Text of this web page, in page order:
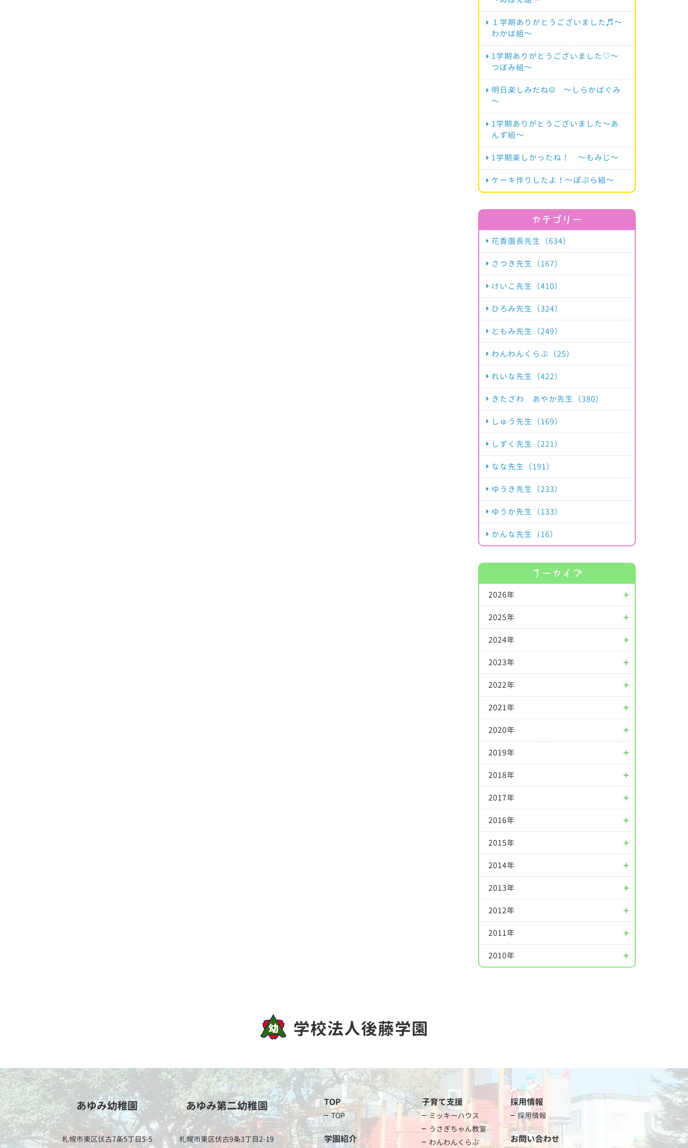
１学期ありがとうございました♬～
わかば組～
1学期ありがとうございました♡～
つぼみ組～
明日楽しみだね☺ ～しらかばぐみ
～
1学期ありがとうございました～あ
んず組～
1学期楽しかったね！ ～もみじ～
ケーキ作りしたよ！～ぽぷら組～
カテゴリー
花香園長先生（634）
さつき先生（167）
けいこ先生（410）
ひろみ先生（324）
ともみ先生（249）
わんわんくらぶ（25）
れいな先生（422）
きたざわ あやか先生（380）
しゅう先生（169）
しずく先生（221）
なな先生（191）
ゆうき先生（233）
ゆうか先生（133）
かんな先生（16）
アーカイブ
2026年
2025年
2024年
2023年
2022年
2021年
2020年
2019年
2018年
2017年
2016年
2015年
2014年
2013年
2012年
2011年
2010年
学校法人後藤学園
あゆみ幼稚園
札幌市東区伏古7条5丁目5-5
あゆみ第二幼稚園
札幌市東区伏古9条3丁目2-19
TOP
TOP
学園紹介
子育て支援
ミッキーハウス
うさぎちゃん教室
わんわんくらぶ
採用情報
採用情報
お問い合わせ